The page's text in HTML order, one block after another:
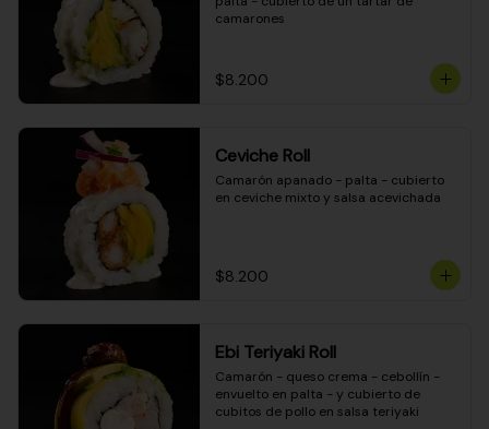
camarones
$8.200
Ceviche Roll
Camarón apanado - palta - cubierto
en ceviche mixto y salsa acevichada
$8.200
Ebi Teriyaki Roll
Camarón - queso crema - cebollín -
envuelto en palta - y cubierto de
cubitos de pollo en salsa teriyaki